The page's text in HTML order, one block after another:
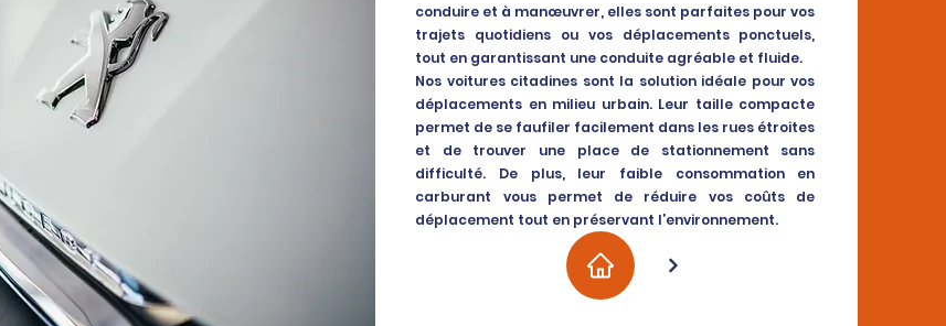
conduire et à manœuvrer, elles sont parfaites pour vos
trajets quotidiens ou vos déplacements ponctuels,
tout en garantissant une conduite agréable et fluide.
Nos voitures citadines sont la solution idéale pour vos
déplacements en milieu urbain. Leur taille compacte
permet de se faufiler facilement dans les rues étroites
et de trouver une place de stationnement sans
difficulté. De plus, leur faible consommation en
carburant vous permet de réduire vos coûts de
déplacement tout en préservant l’environnement.